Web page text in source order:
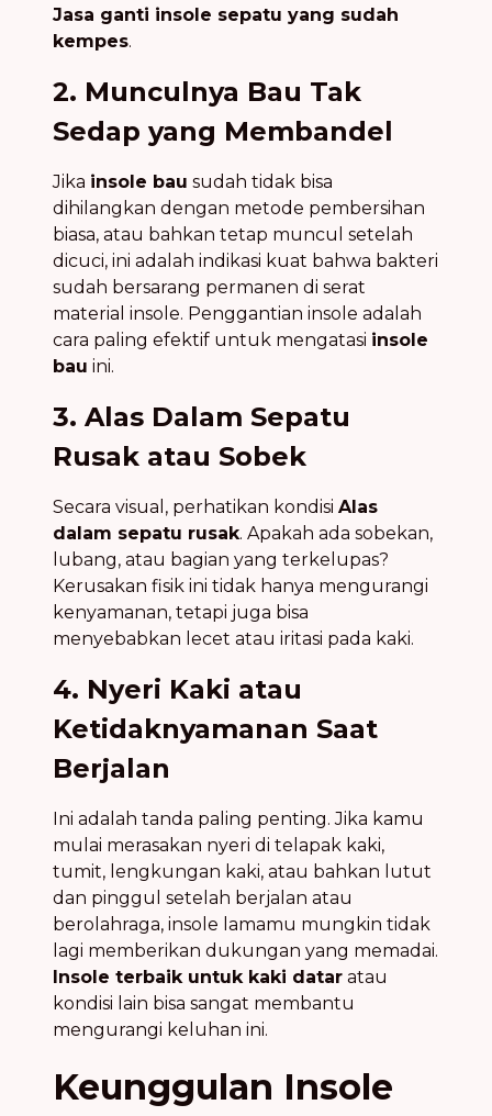
Jasa ganti insole sepatu yang sudah
kempes.
2. Munculnya Bau Tak
Sedap yang Membandel
Jika insole bau sudah tidak bisa
dihilangkan dengan metode pembersihan
biasa, atau bahkan tetap muncul setelah
dicuci, ini adalah indikasi kuat bahwa bakteri
sudah bersarang permanen di serat
material insole. Penggantian insole adalah
cara paling efektif untuk mengatasi insole
bau ini.
3. Alas Dalam Sepatu
Rusak atau Sobek
Secara visual, perhatikan kondisi Alas
dalam sepatu rusak. Apakah ada sobekan,
lubang, atau bagian yang terkelupas?
Kerusakan fisik ini tidak hanya mengurangi
kenyamanan, tetapi juga bisa
menyebabkan lecet atau iritasi pada kaki.
4. Nyeri Kaki atau
Ketidaknyamanan Saat
Berjalan
Ini adalah tanda paling penting. Jika kamu
mulai merasakan nyeri di telapak kaki,
tumit, lengkungan kaki, atau bahkan lutut
dan pinggul setelah berjalan atau
berolahraga, insole lamamu mungkin tidak
lagi memberikan dukungan yang memadai.
Insole terbaik untuk kaki datar atau
kondisi lain bisa sangat membantu
mengurangi keluhan ini.
Keunggulan Insole